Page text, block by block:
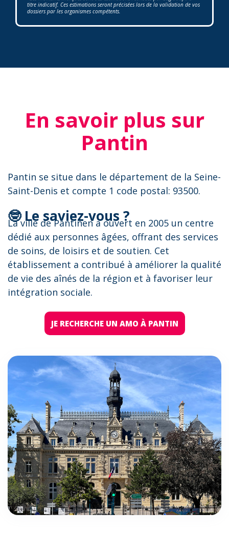
titre indicatif. Ces estimations seront précisées lors de la validation de vos
dossiers par les organismes compétents.
En savoir plus sur
Pantin
Pantin se situe dans le département de la Seine-
Saint-Denis et compte 1 code postal: 93500.
🤓 Le saviez-vous ?
La ville de Pantinen a ouvert en 2005 un centre
dédié aux personnes âgées, offrant des services
de soins, de loisirs et de soutien. Cet
établissement a contribué à améliorer la qualité
de vie des aînés de la région et à favoriser leur
intégration sociale.
JE RECHERCHE UN AMO À PANTIN